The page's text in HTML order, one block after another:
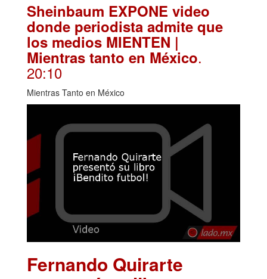
Sheinbaum EXPONE video
donde periodista admite que
los medios MIENTEN |
Mientras tanto en México.
20:10
Mientras Tanto en México
Fernando Quirarte